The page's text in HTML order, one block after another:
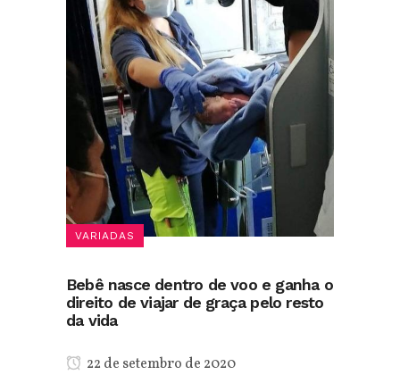
VARIADAS
Bebê nasce dentro de voo e ganha o
direito de viajar de graça pelo resto
da vida
22 de setembro de 2020